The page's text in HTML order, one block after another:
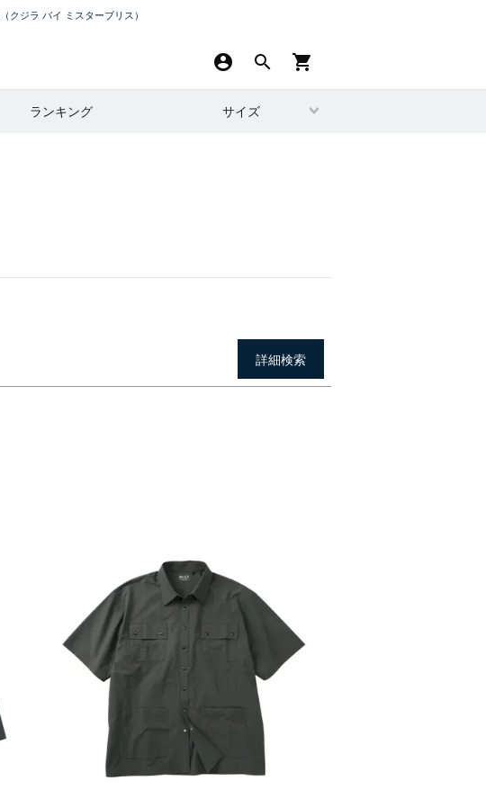
（クジラ バイ ミスターブリス）
shopping_cart
search
account_circle
ランキング サイズ
詳細検索